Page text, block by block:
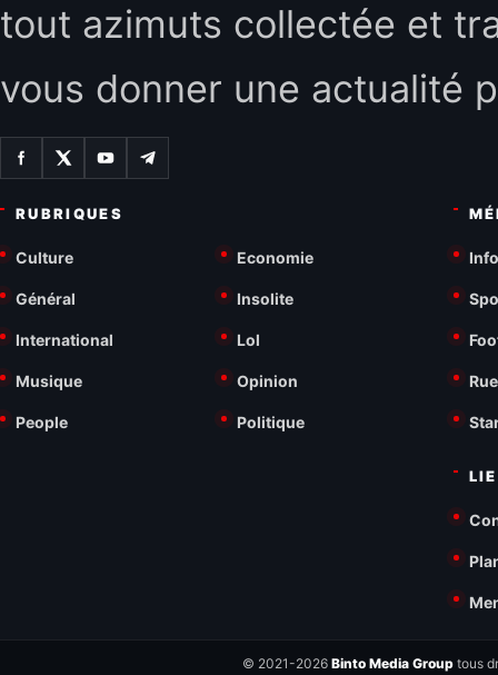
tout azimuts collectée et
vous donner une actualité
RUBRIQUES
Culture Economie
Général Insolite
International Lol
Musique Opinion
People Politique
© 2021-2026 Binto Media Grouptous